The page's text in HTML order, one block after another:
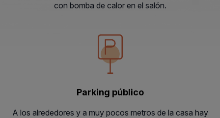
con bomba de calor en el salón.
Parking público
A los alrededores y a muy pocos metros de la casa hay